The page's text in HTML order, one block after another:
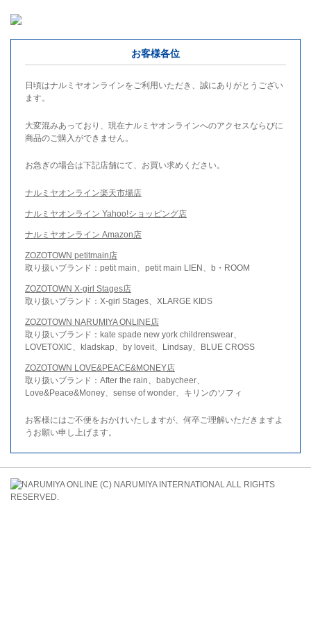
お客様各位
日頃はナルミヤオンラインをご利用いただき、誠にありがとうござい
ます。
大変混みあっており、現在ナルミヤオンラインへのアクセスならびに
商品のご購入ができません。
お急ぎの場合は下記店舗にて、お買い求めください。
ナルミヤオンライン楽天市場店
ナルミヤオンライン Yahoo!ショッピング店
ナルミヤオンライン Amazon店
ZOZOTOWN petitmain店
取り扱いブランド：petit main、petit main LIEN、b・ROOM
ZOZOTOWN X-girl Stages店
取り扱いブランド：X-girl Stages、XLARGE KIDS
ZOZOTOWN NARUMIYA ONLINE店
取り扱いブランド：kate spade new york childrenswear、
LOVETOXIC、kladskap、by loveit、Lindsay、BLUE CROSS
ZOZOTOWN LOVE&PEACE&MONEY店
取り扱いブランド：After the rain、babycheer、
Love&Peace&Money、sense of wonder、キリンのソフィ
お客様にはご不便をおかけいたしますが、何卒ご理解いただきますよ
うお願い申し上げます。